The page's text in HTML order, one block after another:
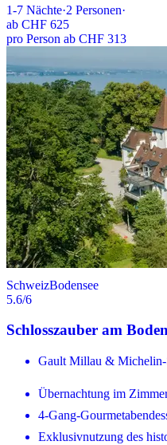
1-7 Nächte·2 Personen·
ab CHF 625
pro Person ab CHF 313
SchweizBodensee
5.6/6
Schlosszauber am
Gault Millau & Michelin-
Übernachtung im
4-Gang-
Exklusivnutzung des